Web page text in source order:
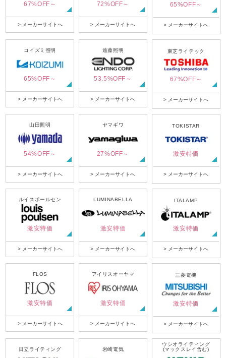
67%OFF～
> メーカーサイトへ
72%OFF～
> メーカーサイトへ
65%OFF～
> メーカーサイトへ
コイズミ照明
65%OFF～
> メーカーサイトへ
遠藤照明
53.5%OFF～
> メーカーサイトへ
東芝ライテック
67%OFF～
> メーカーサイトへ
山田照明
54%OFF～
> メーカーサイトへ
ヤマギワ
27%OFF～
> メーカーサイトへ
TOKISTAR
激安特価
> メーカーサイトへ
ルイスポールセン
激安特価
> メーカーサイトへ
LUMINABELLA
激安特価
> メーカーサイトへ
ITALAMP
激安特価
> メーカーサイトへ
FLOS
激安特価
> メーカーサイトへ
アイリスオーヤマ
激安特価
> メーカーサイトへ
三菱電機
激安特価
> メーカーサイトへ
日立ライティング 岩崎電気
ウシオライティング
(マックスレイ含む)